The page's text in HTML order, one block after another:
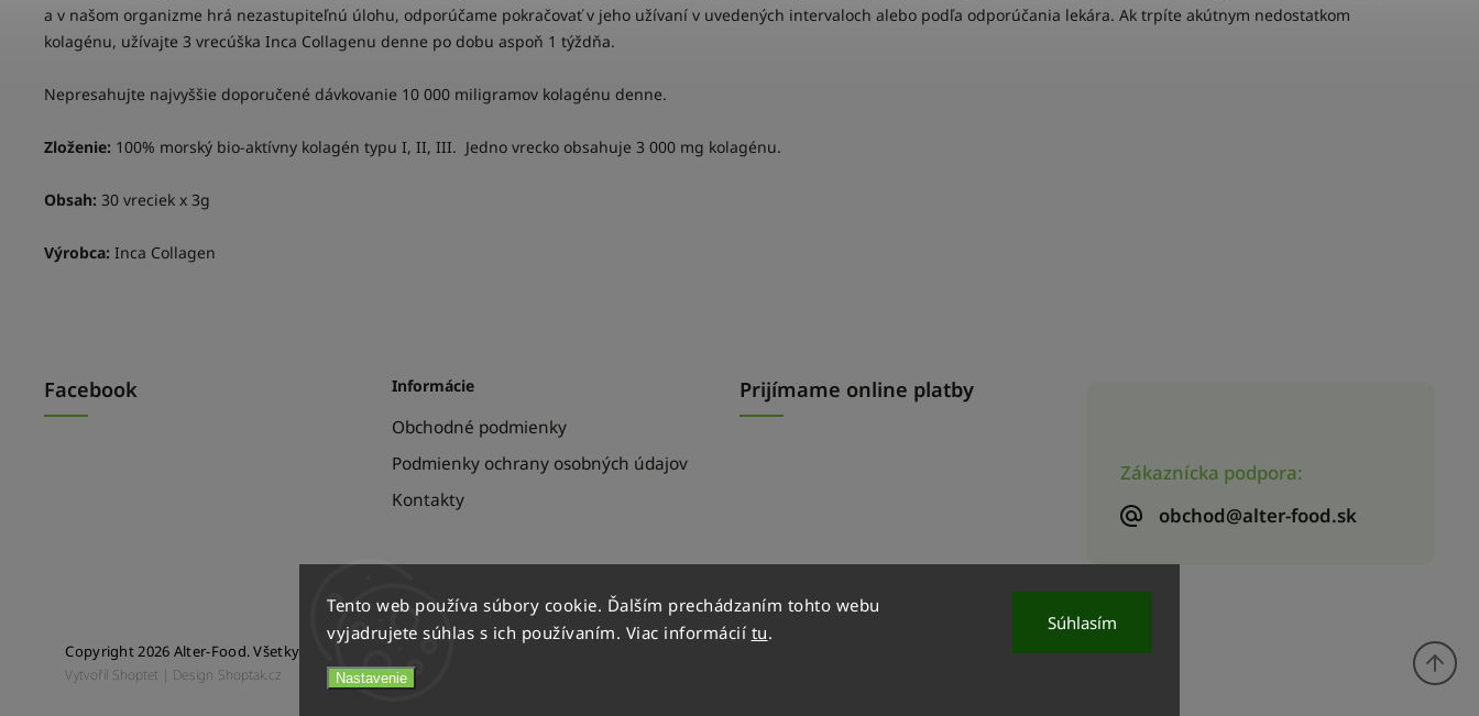
Tento web používa súbory cookie. Ďalším prechádzaním tohto webu
vyjadrujete súhlas s ich používaním. Viac informácií tu.
Nastavenie
Súhlasím
a v našom organizme hrá nezastupiteľnú úlohu, odporúčame pokračovať v jeho užívaní v uvedených intervaloch alebo podľa odporúčania lekára. Ak trpíte akútnym nedostatkom
kolagénu, užívajte 3 vrecúška Inca Collagenu denne po dobu aspoň 1 týždňa.
Nepresahujte najvyššie doporučené dávkovanie 10 000 miligramov kolagénu denne.
Zloženie: 100% morský bio-aktívny kolagén typu I, II, III. Jedno vrecko obsahuje 3 000 mg kolagénu.
Obsah: 30 vreciek x 3g
Výrobca: Inca Collagen
Zákaznícka podpora:
obchod@alter-food.sk
Facebook Informácie
Obchodné podmienky
Podmienky ochrany osobných údajov
Kontakty
Prijímame online platby
Copyright 2026 Alter-Food. Všetky práva vyhradené.
Vytvořil Shoptet | Design Shoptak.cz